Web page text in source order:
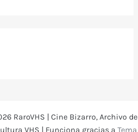
RaroVHS | Cine Bizarro, Archivo de
VHS | Funciona gracias a Tema